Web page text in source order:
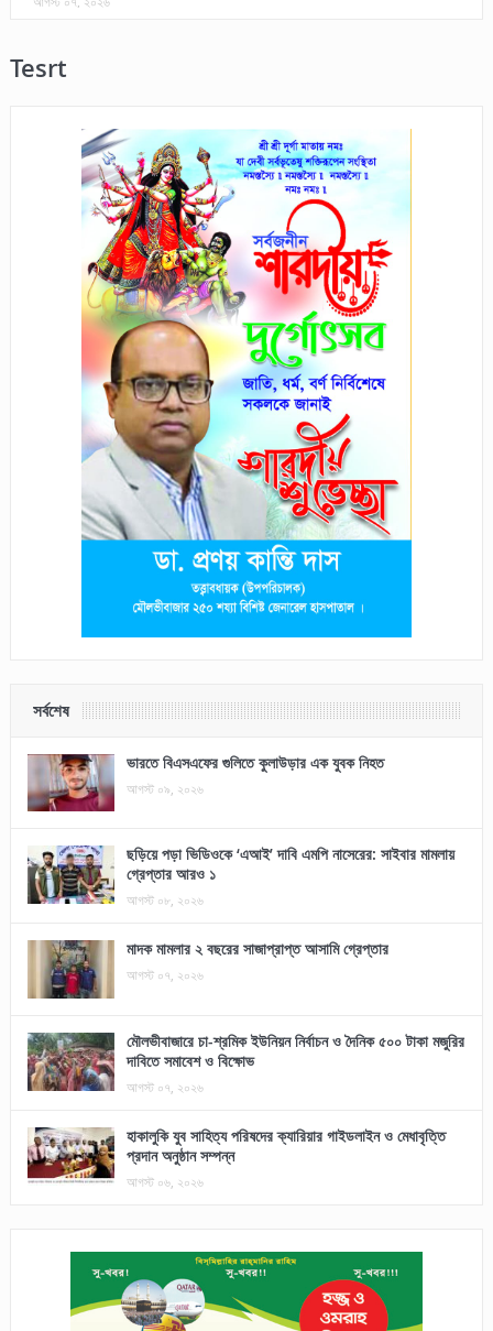
Tesrt
সর্বশেষ
ভারতে বিএসএফের গুলিতে কুলাউড়ার এক যুবক নিহত
আগস্ট ০৯, ২০২৬
ছড়িয়ে পড়া ভিডিওকে ‘এআই’ দাবি এমপি নাসেরের: সাইবার মামলায়
গ্রেপ্তার আরও ১
আগস্ট ০৮, ২০২৬
মাদক মামলার ২ বছরের সাজাপ্রাপ্ত আসামি গ্রেপ্তার
আগস্ট ০৭, ২০২৬
মৌলভীবাজারে চা-শ্রমিক ইউনিয়ন নির্বাচন ও দৈনিক ৫০০ টাকা মজুরির
দাবিতে সমাবেশ ও বিক্ষোভ
আগস্ট ০৭, ২০২৬
হাকালুকি যুব সাহিত্য পরিষদের ক্যারিয়ার গাইডলাইন ও মেধাবৃত্তি
প্রদান অনুষ্ঠান সম্পন্ন
আগস্ট ০৬, ২০২৬